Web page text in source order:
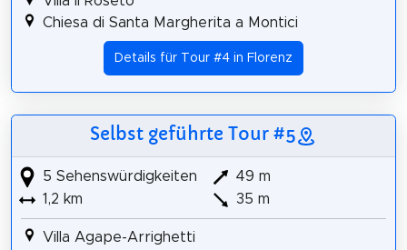
Chiesa di Santa Margherita a Montici
Details für Tour #4 in Florenz
Selbst geführte Tour #5
5 Sehenswürdigkeiten
1,2 km
49 m
35 m
Villa Agape-Arrighetti